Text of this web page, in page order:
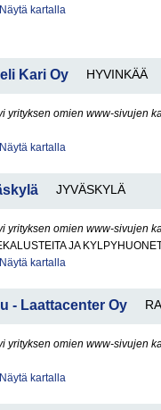
Näytä kartalla
Kari Oy HYVINKÄÄ
yrityksen omien www-sivujen
Näytä kartalla
JYVÄSKYLÄ
yrityksen omien www-sivujen
JA
Näytä kartalla
- Laattacenter Oy
yrityksen omien www-sivujen
Näytä kartalla